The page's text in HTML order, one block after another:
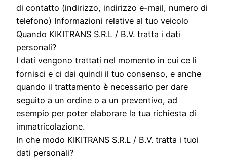
di contatto (indirizzo, indirizzo e-mail, numero di
telefono) Informazioni relative al tuo veicolo
Quando KIKITRANS S.R.L / B.V. tratta i dati
personali?
I dati vengono trattati nel momento in cui ce li
fornisci e ci dai quindi il tuo consenso, e anche
quando il trattamento è necessario per dare
seguito a un ordine o a un preventivo, ad
esempio per poter elaborare la tua richiesta di
immatricolazione.
In che modo KIKITRANS S.R.L / B.V. tratta i tuoi
dati personali?